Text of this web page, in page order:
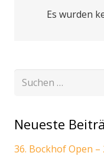
Es wurden
Suchen
Neueste
36. Bockhof Open –